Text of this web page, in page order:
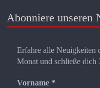
Abonniere unseren
Erfahre alle
Monat und schließe dich
Vorname *